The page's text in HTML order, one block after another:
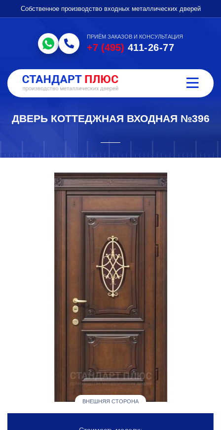
Собственное производство входных металлических дверей
ПРИЁМ ЗАКАЗОВ И КОНСУЛЬТАЦИЯ
+7 (495) 411-26-77
ДВЕРЬ КОТТЕДЖНАЯ ВХОДНАЯ №396
ВНЕШНЯЯ СТОРОНА